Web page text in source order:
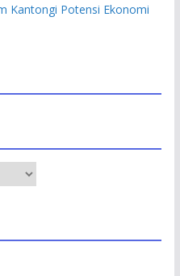
Kantongi Potensi Ekonomi